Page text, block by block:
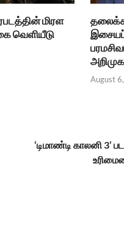
மிரள
வெளியீடு
August
‘டிமாண்டி காலனி 3’